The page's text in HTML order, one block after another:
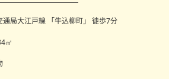
通局大江戸線 「牛込柳町」 徒歩7分
㎡